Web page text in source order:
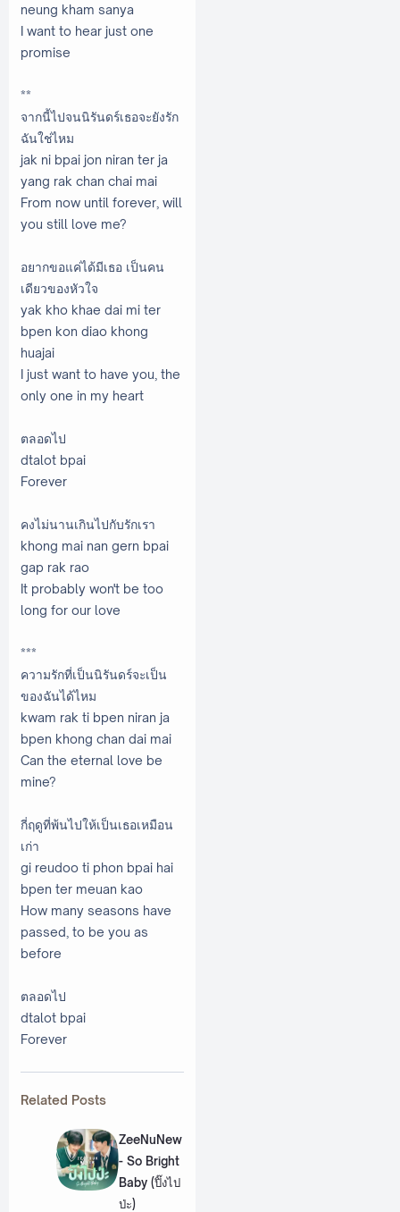
neung kham sanya
I want to hear just one
promise
**
จากนี้ไปจนนิรันดร์เธอจะยังรัก
ฉันใช่ไหม
jak ni bpai jon niran ter ja
yang rak chan chai mai
From now until forever, will
you still love me?
อยากขอแค่ได้มีเธอ เป็นคน
เดียวของหัวใจ
yak kho khae dai mi ter
bpen kon diao khong
huajai
I just want to have you, the
only one in my heart
ตลอดไป
dtalot bpai
Forever
คงไม่นานเกินไปกับรักเรา
khong mai nan gern bpai
gap rak rao
It probably won't be too
long for our love
***
ความรักที่เป็นนิรันดร์จะเป็น
ของฉันได้ไหม
kwam rak ti bpen niran ja
bpen khong chan dai mai
Can the eternal love be
mine?
กี่ฤดูที่พ้นไปให้เป็นเธอเหมือน
เก่า
gi reudoo ti phon bpai hai
bpen ter meuan kao
How many seasons have
passed, to be you as
before
ตลอดไป
dtalot bpai
Forever
Related Posts
ZeeNuNew
- So Bright
Baby (ปิ๊งไป
ป่ะ)